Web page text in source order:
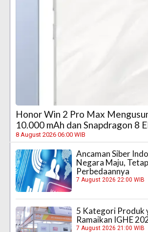
Honor Win 2 Pro Max
10.000 mAh dan Snapdragon 8
8 August 2026 06:00 WIB
Ancaman Siber
Negara Maju,
Perbedaannya
7 August 2026 22:00 WIB
5 Kategori Produk
Ramaikan IGHE
7 August 2026 21:00 WIB